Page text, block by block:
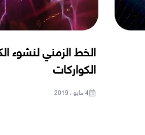
الخط الزمني لنشوء
الكواركات
4 مايو ، 2019